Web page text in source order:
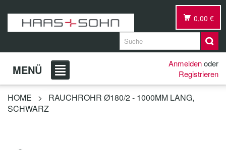
0,00 €
MENÜ Anmeldenoder
Registrieren
HOME >
RAUCHROHR Ø180/2 - 1000MM LANG,
SCHWARZ